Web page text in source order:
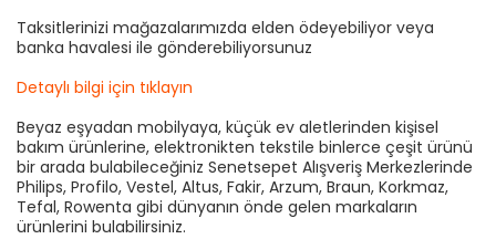
Taksitlerinizi mağazalarımızda elden ödeyebiliyor veya
banka havalesi ile gönderebiliyorsunuz
Detaylı bilgi için tıklayın
Beyaz eşyadan mobilyaya, küçük ev aletlerinden kişisel
bakım ürünlerine, elektronikten tekstile binlerce çeşit ürünü
bir arada bulabileceğiniz Senetsepet Alışveriş Merkezlerinde
Philips, Profilo, Vestel, Altus, Fakir, Arzum, Braun, Korkmaz,
Tefal, Rowenta gibi dünyanın önde gelen markaların
ürünlerini bulabilirsiniz.